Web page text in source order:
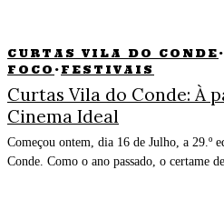
CURTAS VILA DO CONDE ·
FOCO · FESTIVAIS
Curtas Vila do Conde: À
Cinema Ideal
Começou ontem, dia 16 de Julho, a 29.º
Conde. Como o ano passado, o certame